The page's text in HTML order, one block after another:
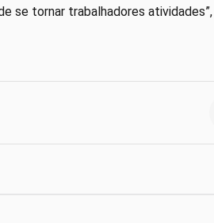
se tornar trabalhadores